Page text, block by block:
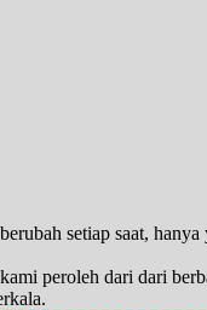
setiap saat,
peroleh dari dari